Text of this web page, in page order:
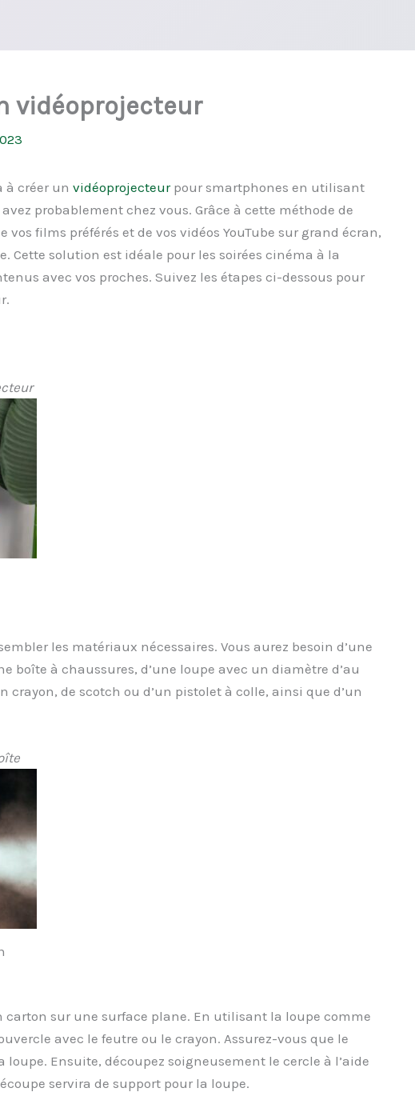
vidéoprojecteur
à créer un vidéoprojecteurpour smartphones en utilisant
probablement chez vous. Grâce à cette méthode de
vos films préférés et de vos vidéos YouTube sur grand écran,
Cette solution est idéale pour les soirées cinéma à la
avec vos proches. Suivez les étapes ci-dessous pour
les matériaux nécessaires. Vous aurez besoin d’une
boîte à chaussures, d’une loupe avec un diamètre d’au
crayon, de scotch ou d’un pistolet à colle, ainsi que d’un
carton sur une surface plane. En utilisant la loupe comme
avec le feutre ou le crayon. Assurez-vous que le
Ensuite, découpez soigneusement le cercle à l’aide
servira de support pour la loupe.